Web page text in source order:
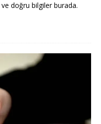
doğru bilgiler burada.